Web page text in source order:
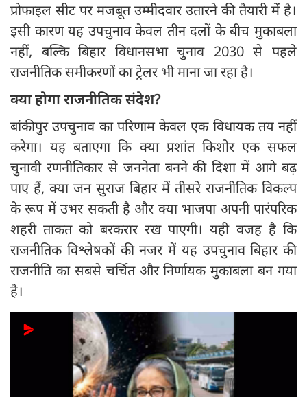
प्रोफाइल सीट पर मजबूत उम्मीदवार उतारने की तैयारी में है।
इसी कारण यह उपचुनाव केवल तीन दलों के बीच मुकाबला
नहीं, बल्कि बिहार विधानसभा चुनाव 2030 से पहले
राजनीतिक समीकरणों का ट्रेलर भी माना जा रहा है।
क्या होगा राजनीतिक संदेश?
बांकीपुर उपचुनाव का परिणाम केवल एक विधायक तय नहीं
करेगा। यह बताएगा कि क्या प्रशांत किशोर एक सफल
चुनावी रणनीतिकार से जननेता बनने की दिशा में आगे बढ़
पाए हैं, क्या जन सुराज बिहार में तीसरे राजनीतिक विकल्प
के रूप में उभर सकती है और क्या भाजपा अपनी पारंपरिक
शहरी ताकत को बरकरार रख पाएगी। यही वजह है कि
राजनीतिक विश्लेषकों की नजर में यह उपचुनाव बिहार की
राजनीति का सबसे चर्चित और निर्णायक मुकाबला बन गया
है।